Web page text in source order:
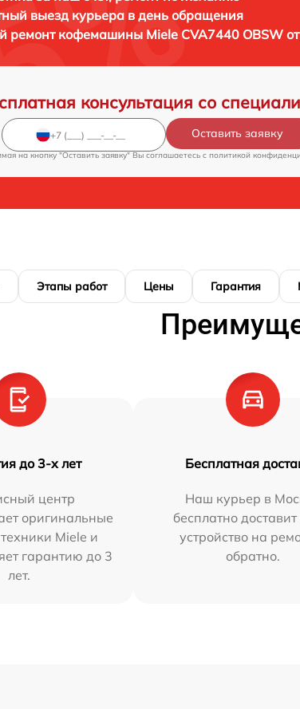
выезд курьера в день обращения
ремонт кофемашины Miele CVA7440 OBSW
консультация со
Оставить заявку
на кнопку "Оставить заявку" Вы соглашаетесь c политикой
Этапы работ Цены Гарантия
до 3-х лет
центр
оригинальные
Miele и
гарантию до 3
лет.
Бесплатная
Наш курьер в
бесплатно
устройство на
обратно.